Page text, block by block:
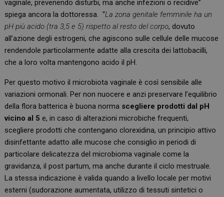
vaginale, prevenendo disturbi, ma anche infezioni o recidive”
spiega ancora la dottoressa. “La zona genitale femminile ha un
pH più acido (tra 3,5 e 5) rispetto al resto del corpo, dovuto
all’azione degli estrogeni, che agiscono sulle cellule delle mucose
rendendole particolarmente adatte alla crescita dei lattobacilli,
che a loro volta mantengono acido il pH.
Per questo motivo il microbiota vaginale è così sensibile alle
variazioni ormonali. Per non nuocere e anzi preservare l’equilibrio
della flora batterica è buona norma scegliere prodotti dal pH
vicino al 5 e, in caso di alterazioni microbiche frequenti,
scegliere prodotti che contengano clorexidina, un principio attivo
disinfettante adatto alle mucose che consiglio in periodi di
particolare delicatezza del microbioma vaginale come la
gravidanza, il post partum, ma anche durante il ciclo mestruale.
La stessa indicazione è valida quando a livello locale per motivi
esterni (sudorazione aumentata, utilizzo di tessuti sintetici o